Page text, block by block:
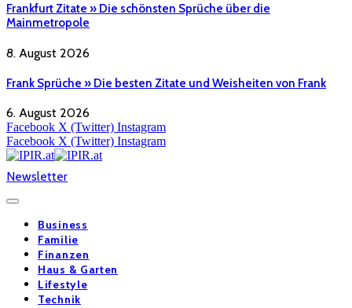
Frankfurt Zitate » Die schönsten Sprüche über die
Mainmetropole
8. August 2026
Frank Sprüche » Die besten Zitate und Weisheiten von Frank
6. August 2026
Facebook X (Twitter) Instagram
Facebook X (Twitter) Instagram
Newsletter
Business
Familie
Finanzen
Haus & Garten
Lifestyle
Technik